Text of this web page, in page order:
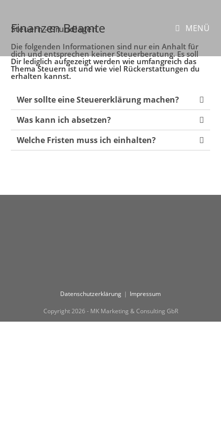
Finanzen Beamte MENÜ
Steuern - Grundlagen
Die folgenden Informationen sind nur ein Anhalt für
dich und entsprechen keiner Steuerberatung. Es soll
Dir lediglich aufgezeigt werden wie umfangreich das
Thema Steuern ist und wie viel Rückerstattungen du
erhalten kannst.
Wer sollte eine Steuererklärung machen?
Was kann ich absetzen?
Welche Fristen muss ich einhalten?
Datenschutzerklärung Impressum
Copyright 2026 - MK Marketing & Consulting GbR